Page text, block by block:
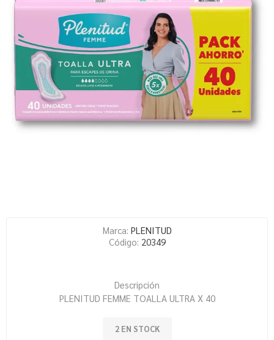
Marca: PLENITUD
Código: 20349
Descripción
PLENITUD FEMME TOALLA ULTRA X 40
2 EN STOCK